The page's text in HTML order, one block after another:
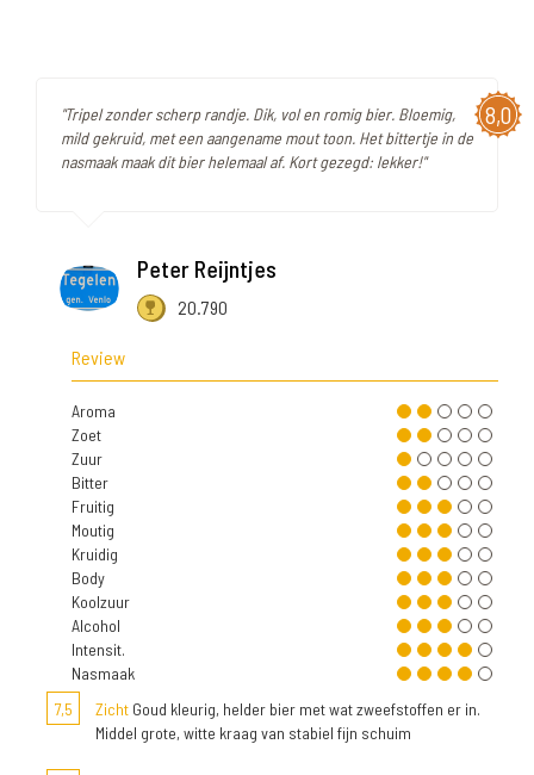
8,0
"Tripel zonder scherp randje. Dik, vol en romig bier. Bloemig,
mild gekruid, met een aangename mout toon. Het bittertje in de
nasmaak maak dit bier helemaal af. Kort gezegd: lekker!"
Peter Reijntjes
20.790
Review
Aroma
Zoet
Zuur
Bitter
Fruitig
Moutig
Kruidig
Body
Koolzuur
Alcohol
Intensit.
Nasmaak
7,5
Zicht Goud kleurig, helder bier met wat zweefstoffen er in.
Middel grote, witte kraag van stabiel fijn schuim